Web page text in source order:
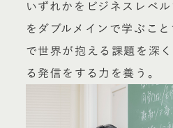
いずれかをビジネスレベ
をダブルメインで学ぶこ
で世界が抱える課題を深
る発信をする力を養う。